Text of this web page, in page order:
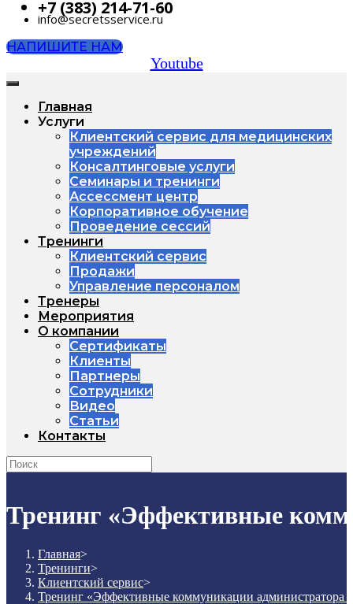
+7 (383) 214-71-60
info@secretsservice.ru
НАПИШИТЕ НАМ
Youtube
Главная
Услуги
Клиентский сервис для медицинских
учреждений
Консалтинговые услуги
Семинары и тренинги
Ассессмент центр
Корпоративное обучение
Проведение сессий
Тренинги
Клиентский сервис
Продажи
Управление персоналом
Тренеры
Мероприятия
О компании
Сертификаты
Клиенты
Партнеры
Сотрудники
Видео
Статьи
Контакты
Тренинг «Эффективные
Главная>
Тренинги>
Клиентский сервис>
Тренинг «Эффективные коммуникации администратора